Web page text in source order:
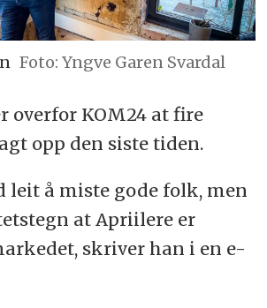
Foto: Yngve Garen Svardal
overfor KOM24 at fire
opp den siste tiden.
leit å miste gode folk, men
at Apriilere er
skriver han i en e-